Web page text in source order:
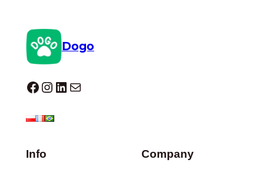
Dogo
Dogo facebook InstagramLinkedIn Correo electrónico
Info Company